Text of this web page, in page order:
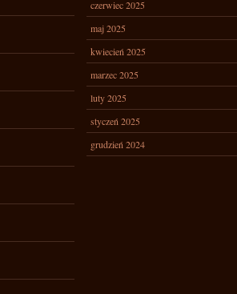
czerwiec 2025
maj 2025
kwiecień 2025
marzec 2025
luty 2025
styczeń 2025
grudzień 2024